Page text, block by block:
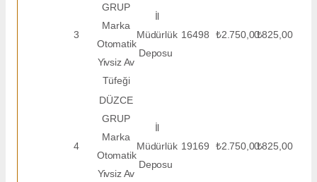
3
GRUP
Marka
Otomatik
Yivsiz Av
Tüfeği
İl
Müdürlük
Deposu
16498 ₺2.750,00₺825,00
4
DÜZCE
GRUP
Marka
Otomatik
Yivsiz Av
İl
Müdürlük
Deposu
19169 ₺2.750,00₺825,00